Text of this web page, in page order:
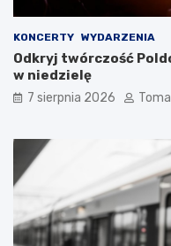
KONCERTY WYDARZENIA
Odkryj twórczość
w niedzielę
7 sierpnia 2026